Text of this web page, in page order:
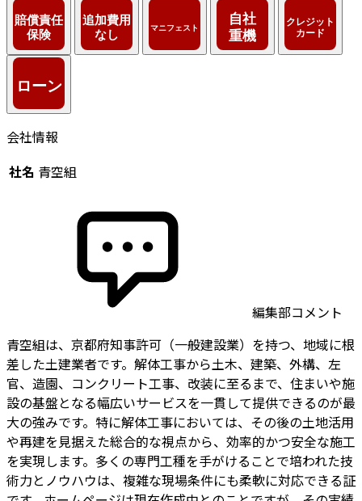
会社情報
社名 青空組
編集部コメント
青空組は、京都府知事許可（一般建設業）を持つ、地域に根
差した土建業者です。解体工事から土木、建築、外構、左
官、造園、コンクリート工事、改装に至るまで、住まいや施
設の基盤となる幅広いサービスを一貫して提供できるのが最
大の強みです。特に解体工事においては、その後の土地活用
や再建を見据えた総合的な視点から、効率的かつ安全な施工
を実現します。多くの専門工種を手がけることで培われた技
術力とノウハウは、複雑な現場条件にも柔軟に対応できる証